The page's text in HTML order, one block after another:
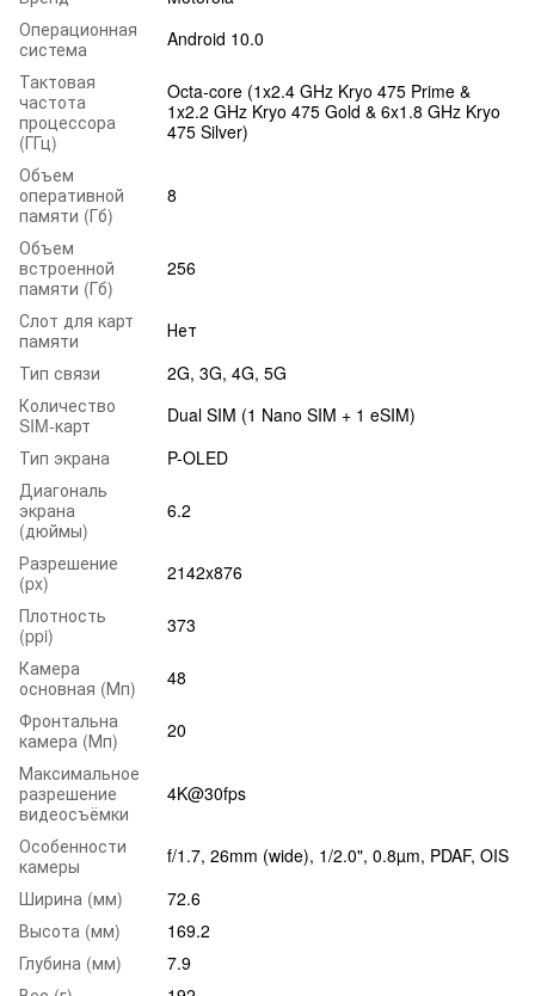
Операционная
система
Android 10.0
Тактовая
частота
процессора
(ГГц)
Octa-core (1x2.4 GHz Kryo 475 Prime &
1x2.2 GHz Kryo 475 Gold & 6x1.8 GHz Kryo
475 Silver)
Объем
оперативной
памяти (Гб)
8
Объем
встроенной
памяти (Гб)
256
Слот для карт
памяти
Нет
Тип связи
2G, 3G, 4G, 5G
Количество
SIM-карт
Dual SIM (1 Nano SIM + 1 eSIM)
Тип экрана
P-OLED
Диагональ
экрана
(дюймы)
6.2
Разрешение
(px)
2142x876
Плотность
(ppi)
373
Камера
основная (Мп)
48
Фронтальна
камера (Мп)
20
Максимальное
разрешение
видеосъёмки
4K@30fps
Особенности
камеры
f/1.7, 26mm (wide), 1/2.0", 0.8µm, PDAF, OIS
Ширина (мм)
72.6
Высота (мм)
169.2
Глубина (мм)
7.9